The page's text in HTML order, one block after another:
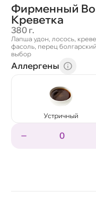
Фирменный
Креветка
380 г.
Лапша удон, лосось,
фасоль, перец
выбор
Аллергены
Устричный
0